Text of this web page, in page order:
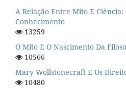
A Relação Entre Mito E Ciência:
Conhecimento
13259
O Mito E O Nascimento Da
10566
Mary Wollstonecraft E Os
10480